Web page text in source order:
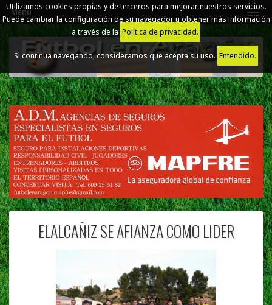
Utilizamos cookies propias y de terceros para mejorar nuestros servicios.
Puede cambiar la configuración de su navegador u obtener más información
a través de la Política de privacidad.
Si continua navegando, consideramos que acepta su uso.Entendido.
Menú
ELALCAÑIZ SE AFIANZA COMO LIDER